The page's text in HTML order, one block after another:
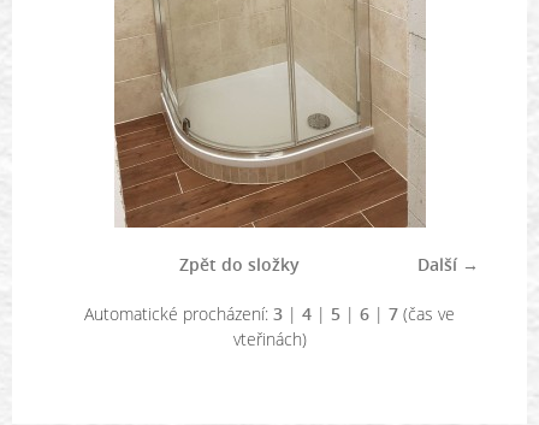
Další →
Zpět do složky
Automatické procházení: 3 | 4 | 5 | 6 | 7 (čas ve
vteřinách)